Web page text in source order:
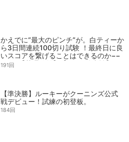
かえでに”最大のピンチ”が。白ティーか
ら3日間連続100切り試験 ！最終日に良
いスコアを繋げることはできるのか−−
−−−−【芹澤信雄】【2日目後半戦】
191回
【準決勝】ルーキーがクーニンズ公式
戦デビュー！試練の初登板。
184回